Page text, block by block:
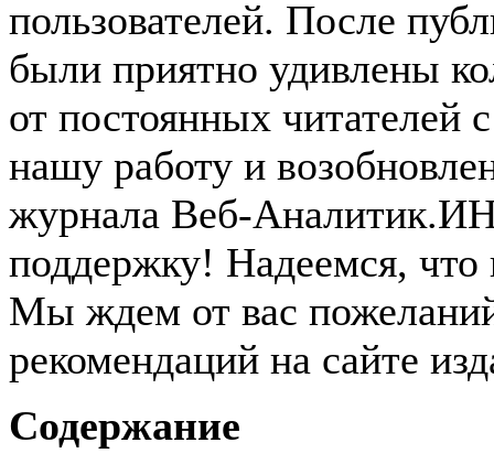
пользователей. После
были приятно удивлены
от постоянных читателей
нашу работу и
журнала Веб-
поддержку! Надеемся, что
Мы ждем от вас
рекомендаций на сайте
Содержание